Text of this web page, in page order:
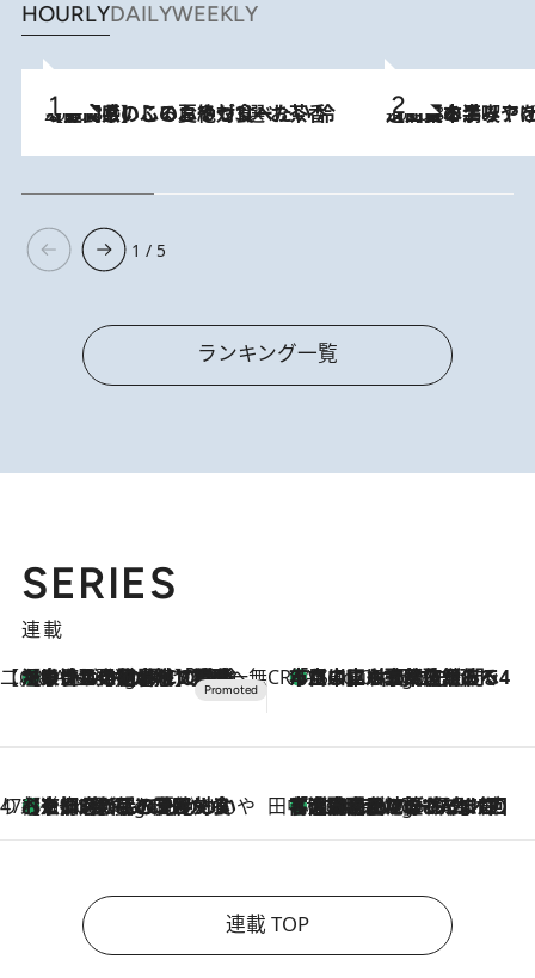
HOURLYDAILYWEEKLY
2026.8.5
【静岡県】この夏絶対食べたい 冷やしておいしいおやつ3選 お茶香る生食感のふるふるゼリー 2026.8.5
【西日本エリアを総まとめ】 47都道府県の手みやげ ひんやりスイーツで夏を満喫
1 / 5
ランキング一覧
SERIES
連載
【CREA×星野リゾート】唯一無二。癒しと発見が待つ場所へ
1 Hour Ago
【トンボの足水浴】ヒノキの香りに包まれて涼感マックス！約13℃の湧水かけ流しを避暑地「星野温泉 トンボの湯」で体験 CREA'S CHOICE
3 Hours Ago
「立川にも歌舞伎があるんだよ」 片岡仁左衛門・市川中車ら豪華座組みで4年目の立川立飛歌舞伎へ
47都道府県の手みやげ ひんやりスイーツで夏を満喫
3 Hours Ago
【京都府】この夏絶対食べたい 冷やしておいしいおやつ3選 ひと口目から心を掴む新緑のテリーヌ 田中稲の勝手に再ブーム
8 Hours Ago
「湘南乃風に憧れて」観客大盛上がりの“タオル回し”に、ラッパー顔負けの高速歌唱まで…さだまさし（74）のアグレッシブすぎる現在地
連載 TOP